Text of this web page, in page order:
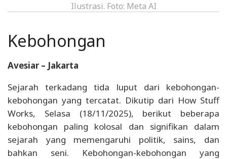
Ilustrasi. Foto: Meta AI
Kebohongan
Avesiar – Jakarta
Sejarah terkadang tida luput dari kebohongan-
kebohongan yang tercatat. Dikutip dari How Stuff
Works, Selasa (18/11/2025), berikut beberapa
kebohongan paling kolosal dan signifikan dalam
sejarah yang memengaruhi politik, sains, dan
bahkan seni. Kebohongan-kebohongan yang